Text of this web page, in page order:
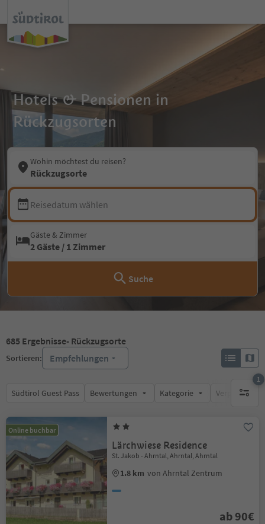
Hotels & Pensionen in
Rückzugsorten
Wohin möchtest du reisen?
Rückzugsorte
Reisedatum wählen
Gäste & Zimmer
2 Gäste / 1 Zimmer
Suche
685 Ergebnisse- Rückzugsorte
Sortieren: Empfehlungen
Südtirol Guest Pass Bewertungen Kategorie
1
1
Online buchbar
Lärchwiese Residence
St. Jakob - Ahrntal, Ahrntal, Ahrntal
1.8 km von Ahrntal Zentrum
ab 90€